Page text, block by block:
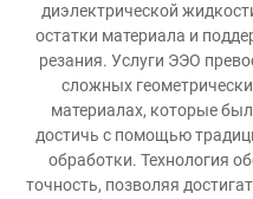
диэлектрической
остатки материала и
резания. Услуги ЭЭО
сложных
материалах, которые
достичь с помощью
обработки. Технология
точность, позволяя